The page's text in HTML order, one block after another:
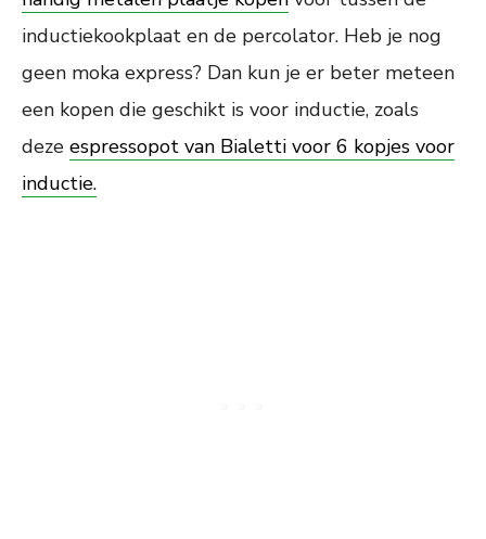
inductiekookplaat en de percolator. Heb je nog
geen moka express? Dan kun je er beter meteen
een kopen die geschikt is voor inductie, zoals
deze espressopot van Bialetti voor 6 kopjes voor
inductie.